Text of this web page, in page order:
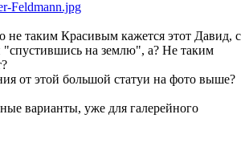
не таким Красивым кажется этот Давид, с
на землю", а? Не таким
от этой большой статуи на фото выше?
варианты, уже для галерейного